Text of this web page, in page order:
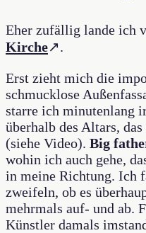
Eher zufällig lande ich
Kirche↗.
Erst zieht mich die
schmucklose
starre ich minutenlang
überhalb des Altars,
(siehe Video). Big
wohin ich auch gehe,
in meine Richtung. Ich
zweifeln, ob es
mehrmals auf- und ab.
Künstler damals